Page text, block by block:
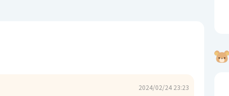
2024/02/24 23:23